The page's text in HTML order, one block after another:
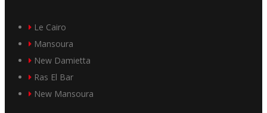
Le Cairo
Mansoura
New Damietta
Ras El Bar
New Mansoura